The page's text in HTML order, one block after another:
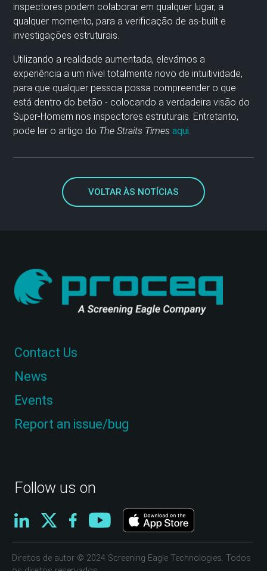
inspectores podem colaborar em qualquer lugar, a
qualquer momento, para a verificação de as-built e
investigações estruturais.
Utilizando a realidade aumentada, elevámos a
experiência a um nível totalmente novo de intuitividade,
para que qualquer pessoa possa compreender o que
está dentro do betão - colocando a verdadeira visão do
Super-Homem nos inspectores estruturais. Entretanto,
pode ler o artigo do The Straits Times aqui
VOLTAR ÀS NOTÍCIAS
Follow us on
Contact Us
News
Events
Report an issue/bug
Direitos de autor © 2024 Screening Eagle Technologies. Todos